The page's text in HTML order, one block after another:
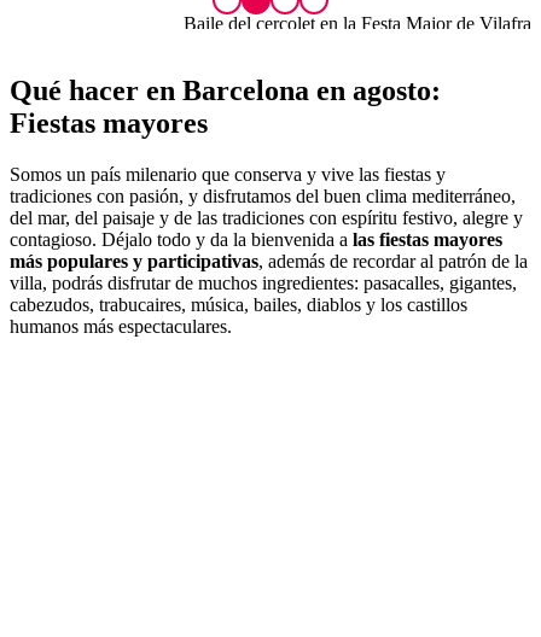
Baile del cercolet en la Festa Major de Vilafranca del Penedès
Qué hacer en Bar
celona en agosto:
Fiestas mayores
Somos un país milenario que conserva y vive las fiestas y
tradiciones con pasión, y disfrutamos del buen clima mediterráneo,
del mar, del paisaje y de las tradiciones con espíritu festivo, alegre y
contagioso. Déjalo todo y da la bienvenida a las fiestas mayores
más populares y participativas , además de recordar al patrón de la
villa, podrás disfrutar de muchos ingredientes: pasacalles, gigantes,
cabezudos, trabucaires, música, bailes, diablos y los castillos